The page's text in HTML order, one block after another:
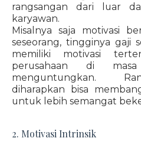
rangsangan dari luar
karyawan.
Misalnya saja motivasi
seseorang, tingginya gaji
memiliki motivasi
perusahaan di
menguntungkan.
diharapkan bisa
untuk lebih semangat
2. Motivasi Intrinsik